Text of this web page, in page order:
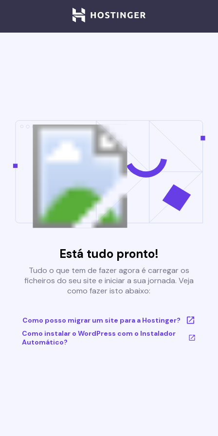
Está tudo pronto!
Tudo o que tem de fazer agora é carregar os
ficheiros do seu site e iniciar a sua jornada. Veja
como fazer isto abaixo:
Como posso migrar um site para a Hostinger?
Como instalar o WordPress com o Instalador
Automático?